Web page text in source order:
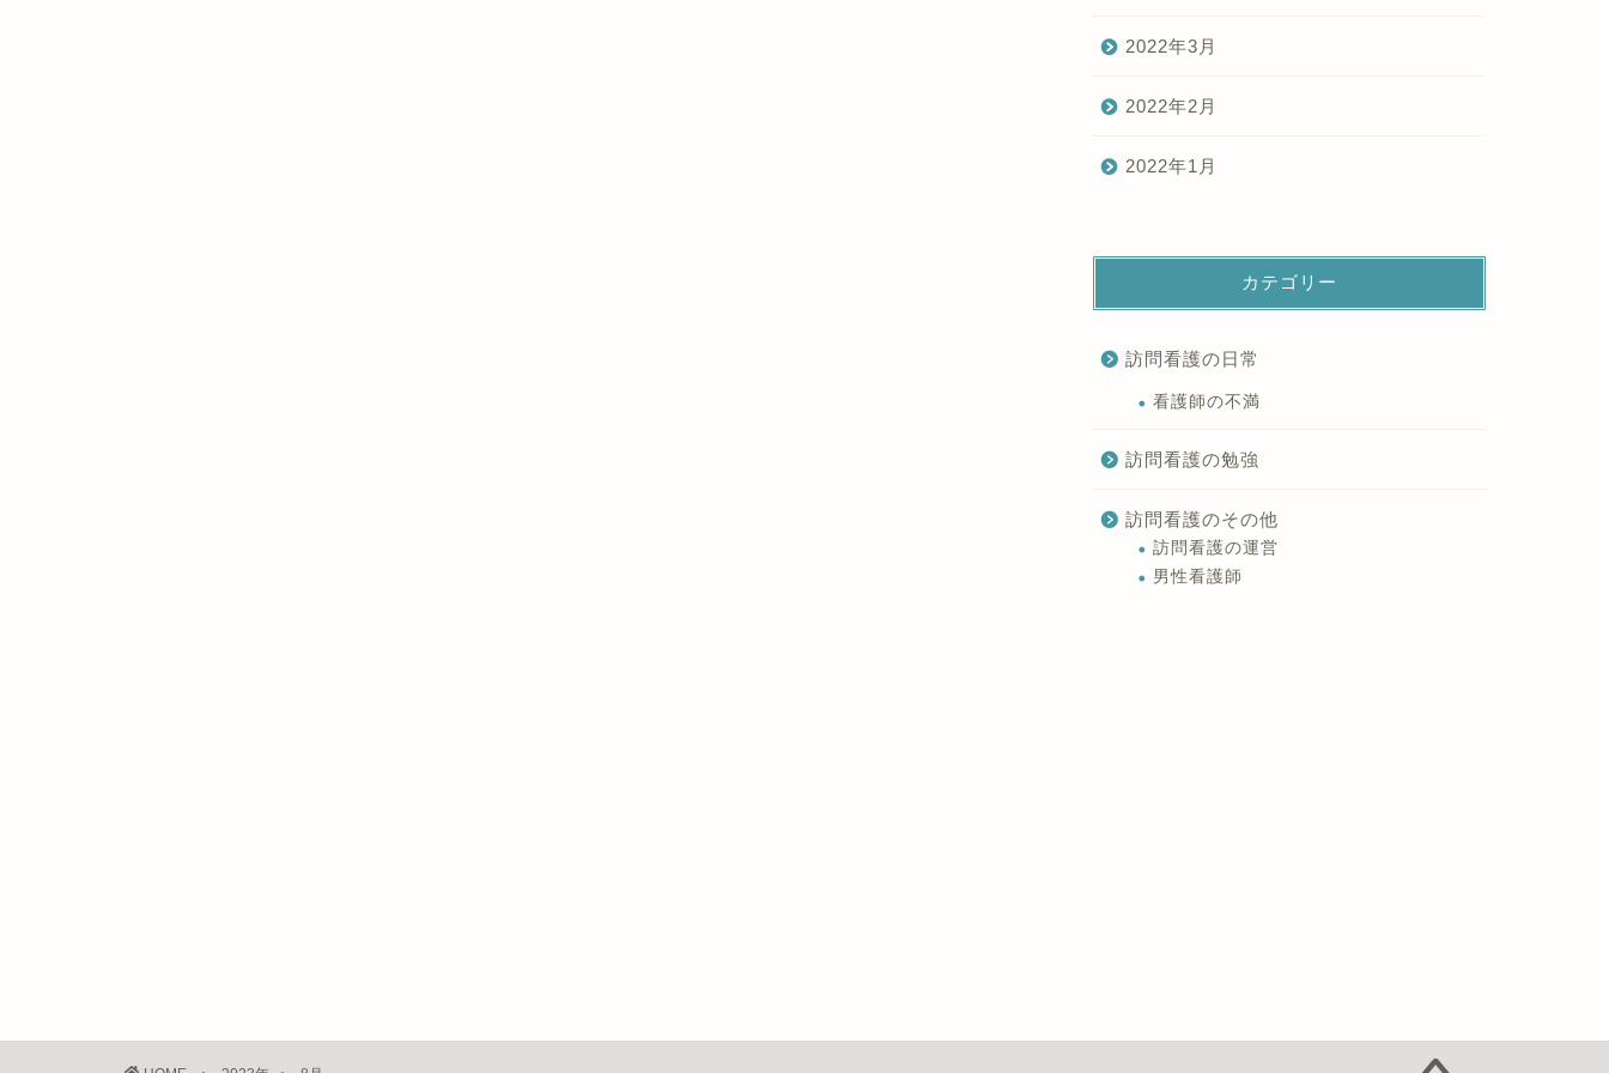
2022年3月
2022年2月
2022年1月
カテゴリー
訪問看護の日常
看護師の不満
訪問看護の勉強
訪問看護のその他
訪問看護の運営
男性看護師